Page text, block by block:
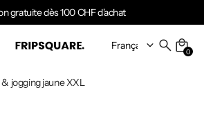
gratuite dès 100 CHF d'achat
0
jogging jaune XXL